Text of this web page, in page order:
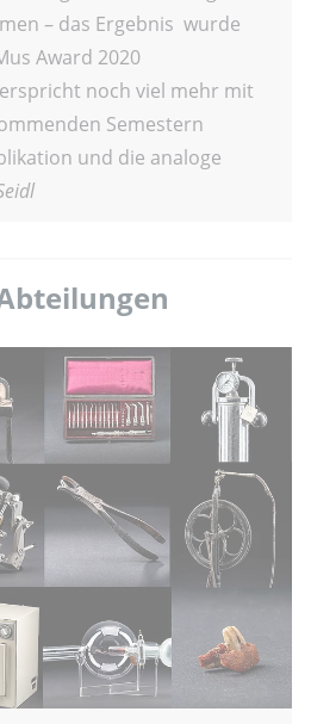
– das Ergebnis wurde
Award 2020
noch viel mehr mit
Semestern
und die analoge